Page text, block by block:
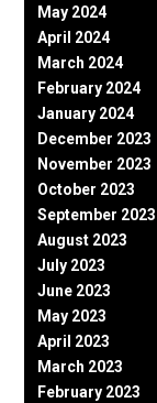
May 2024
April 2024
March 2024
February 2024
January 2024
December 2023
November 2023
October 2023
September 2023
August 2023
July 2023
June 2023
May 2023
April 2023
March 2023
February 2023